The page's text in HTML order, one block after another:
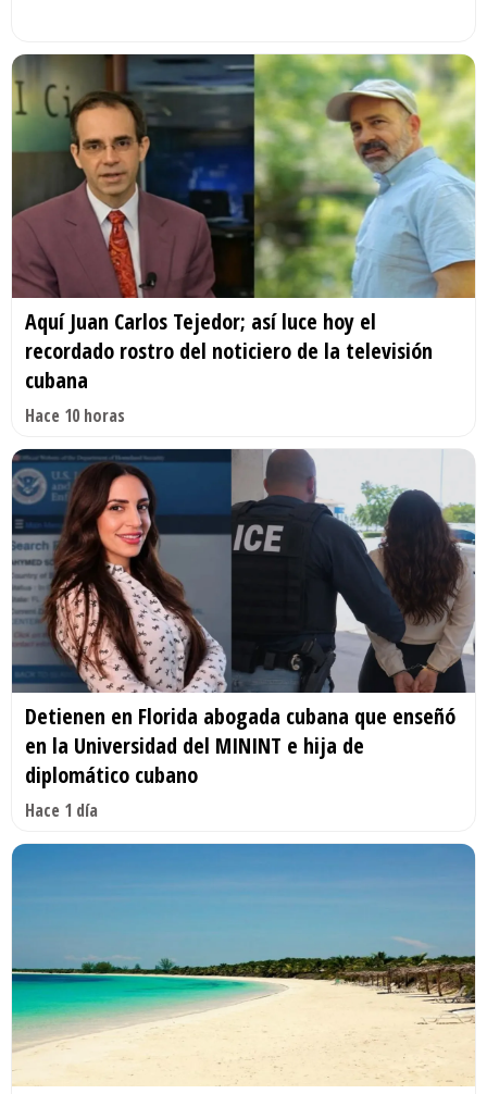
Aquí Juan Carlos Tejedor; así luce hoy el
recordado rostro del noticiero de la televisión
cubana
Hace 10 horas
Detienen en Florida abogada cubana que enseñó
en la Universidad del MININT e hija de
diplomático cubano
Hace 1 día